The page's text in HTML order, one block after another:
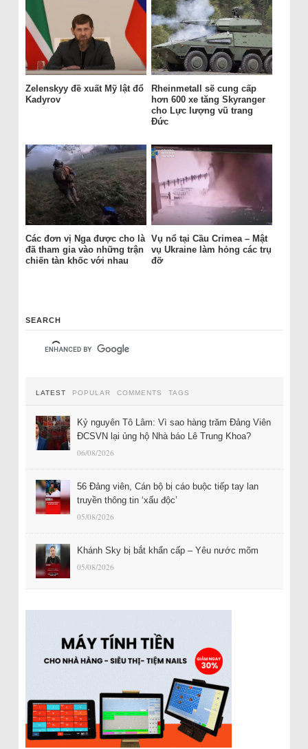
Zelenskyy đề xuất Mỹ lật đổ
Kadyrov
Rheinmetall sẽ cung cấp
hơn 600 xe tăng Skyranger
cho Lực lượng vũ trang
Đức
Các đơn vị Nga được cho là
đã tham gia vào những trận
chiến tàn khốc với nhau
Vụ nổ tại Cầu Crimea – Mật
vụ Ukraine làm hỏng các trụ
đỡ
SEARCH
LATEST POPULAR COMMENTS TAGS
Kỷ nguyên Tô Lâm: Vì sao hàng trăm Đảng Viên
ĐCSVN lại ủng hộ Nhà báo Lê Trung Khoa?
06/08/2026
56 Đảng viên, Cán bộ bị cáo buộc tiếp tay lan
truyền thông tin ‘xấu độc’
05/08/2026
Khánh Sky bị bắt khẩn cấp – Yêu nước mõm
05/08/2026